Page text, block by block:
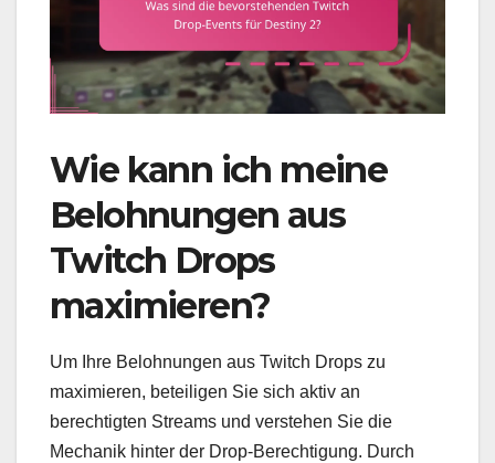
Wie kann ich meine
Belohnungen aus
Twitch Drops
maximieren?
Um Ihre Belohnungen aus Twitch Drops zu
maximieren, beteiligen Sie sich aktiv an
berechtigten Streams und verstehen Sie die
Mechanik hinter der Drop-Berechtigung. Durch